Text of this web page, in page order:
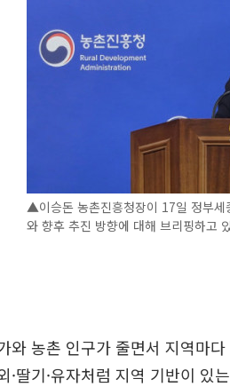
▲이승돈 농촌진흥청장이 17일 정부세
와 향후 추진 방향에 대해 브리핑하고
와 농촌 인구가 줄면서 지역마
·딸기·유자처럼 지역 기반이 있